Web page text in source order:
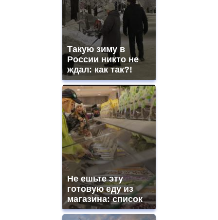
Такую зиму в
России никто не
ждал: как так?!
Не ешьте эту
готовую еду из
магазина: список